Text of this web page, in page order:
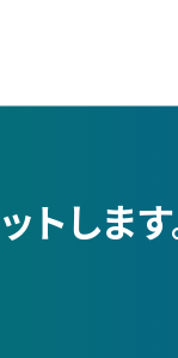
します